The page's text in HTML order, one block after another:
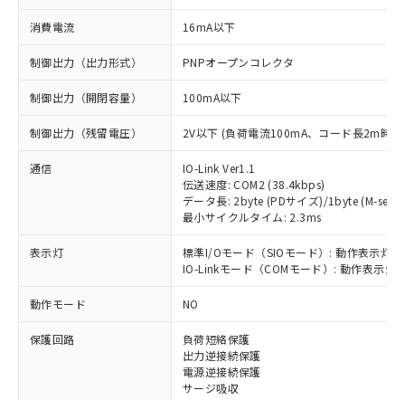
消費電流 16mA以下
制御出力（出力形式） PNPオープンコレクタ
制御出力（開閉容量） 100mA以下
制御出力（残留電圧） 2V以下 (負荷電流100mA、コード長2m時)
通信
IO-Link Ver1.1
伝送速度: COM2 (38.4kbps)
データ長: 2byte (PDサイズ)/1byte (M-
最小サイクルタイム: 2.3ms
表示灯
標準I/Oモード（SIOモード）: 動作表示灯(
IO-Linkモード（COMモード）: 動作表示
動作モード NO
保護回路
負荷短絡保護
出力逆接続保護
電源逆接続保護
サージ吸収
ご利用条件
対応済み：EU RoHS指令（10物質）の
非含有に対応した製品が提供可能な商品で
す。
対応予定：EU RoHS指令（10物質）の非含
有に対応した製品に切り替える予定のある